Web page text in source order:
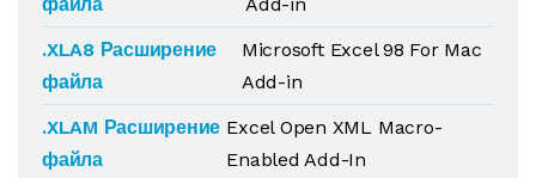
.XLA8 Расширение
файла
Microsoft Excel 98 For Mac
Add-in
.XLAM Расширение
файла
Excel Open XML Macro-
Enabled Add-In